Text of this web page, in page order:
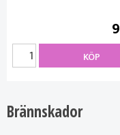
KÖP
Brännskador